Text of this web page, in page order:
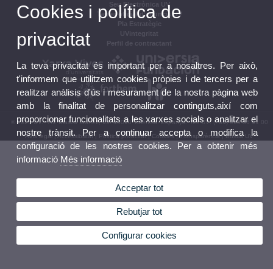
Seu Electrònica UV
Tauler oficial d'anuncis UV
Pla Estratègic
UVintegritat
Perfil de contractant
© 2026 UV. - Av. Blasco Ibáñez, 13. 46010 València. Espanya. Tel. UV: (+34) 963 86 41 00
Avís legal|Accessibilitat| Política privacitat| Cookies|Transparència|Bústia UV
Cookies i política de
privacitat
La teva privacitat és important per a nosaltres. Per això,
t'informem que utilitzem cookies pròpies i de tercers per a
realitzar anàlisis d'ús i mesurament de la nostra pàgina web
amb la finalitat de personalitzar continguts,així com
proporcionar funcionalitats a les xarxes socials o analitzar el
nostre trànsit. Per a continuar accepta o modifica la
configuració de les nostres cookies. Per a obtenir més
informació Més informació
Acceptar tot
Rebutjar tot
Configurar cookies